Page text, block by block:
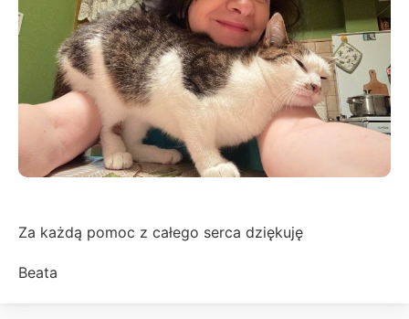
Za każdą pomoc z całego serca dziękuję
Beata